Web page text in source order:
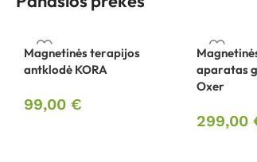
Magnetinės terapijos
antklodė KORA
99,00 €
aparatas
Oxer
299,00